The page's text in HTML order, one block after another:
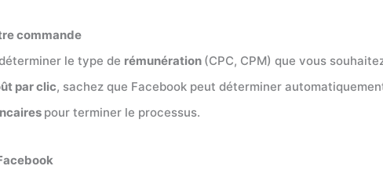
commande
le type de rémunération (CPC, CPM) que vous
par clic, sachez que Facebook peut déterminer
pour terminer le processus.